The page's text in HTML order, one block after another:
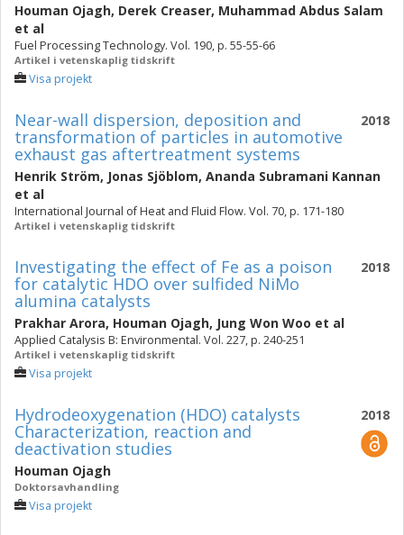
Houman Ojagh, Derek Creaser, Muhammad Abdus Salam
et al
Fuel Processing Technology. Vol. 190, p. 55-55-66
Artikel i vetenskaplig tidskrift
Visa projekt
2018
Near-wall dispersion, deposition and
transformation of particles in automotive
exhaust gas aftertreatment systems
Henrik Ström, Jonas Sjöblom, Ananda Subramani Kannan
et al
International Journal of Heat and Fluid Flow. Vol. 70, p. 171-180
Artikel i vetenskaplig tidskrift
2018
Investigating the effect of Fe as a poison
for catalytic HDO over sulfided NiMo
alumina catalysts
Prakhar Arora, Houman Ojagh, Jung Won Woo et al
Applied Catalysis B: Environmental. Vol. 227, p. 240-251
Artikel i vetenskaplig tidskrift
Visa projekt
2018
Hydrodeoxygenation (HDO) catalysts
Characterization, reaction and
deactivation studies
Houman Ojagh
Doktorsavhandling
Visa projekt